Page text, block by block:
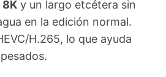
8K y un largo etcétera sin
en la edición normal.
H.265, lo que ayuda